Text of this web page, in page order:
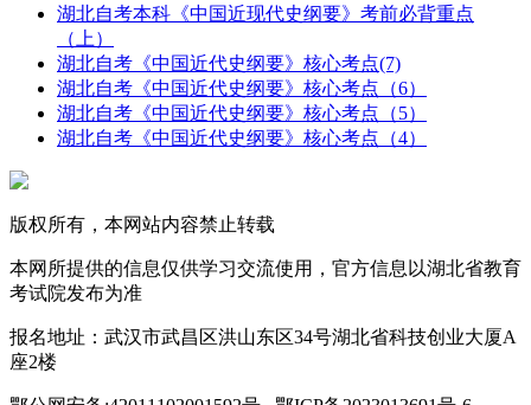
湖北自考本科《中国近现代史纲要》考前必背重点
（上）
湖北自考《中国近代史纲要》核心考点(7)
湖北自考《中国近代史纲要》核心考点（6）
湖北自考《中国近代史纲要》核心考点（5）
湖北自考《中国近代史纲要》核心考点（4）
版权所有，本网站内容禁止转载
本网所提供的信息仅供学习交流使用，官方信息以湖北省教育
考试院发布为准
报名地址：武汉市武昌区洪山东区34号湖北省科技创业大厦A
座2楼